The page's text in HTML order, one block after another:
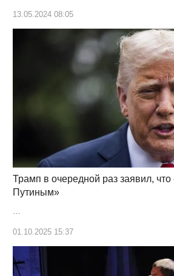
13.05.2024 08:05
Трамп в очередной раз заявил, что
Путиным»
…
01.10.2025 15:37